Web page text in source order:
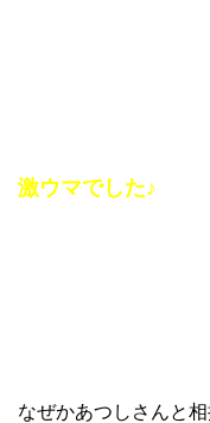
激ウマでした♪
なぜかあつしさんと